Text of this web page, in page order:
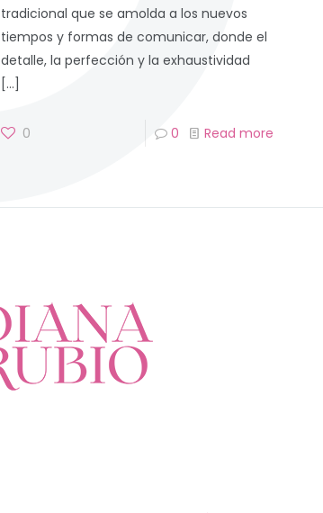
tradicional que se amolda a los nuevos
tiempos y formas de comunicar, donde el
detalle, la perfección y la exhaustividad
[…]
0 0 Read more